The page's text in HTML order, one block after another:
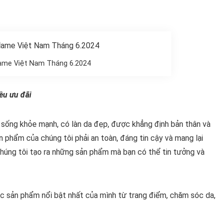
Việt Nam Tháng 6.2024
ưu đãi
khỏe mạnh, có làn da đẹp, được khẳng định bản thân và
của chúng tôi phải an toàn, đáng tin cậy và mang lại
tôi tạo ra những sản phẩm mà bạn có thể tin tưởng và
sản phẩm nổi bật nhất của mình từ trang điểm, chăm sóc da,